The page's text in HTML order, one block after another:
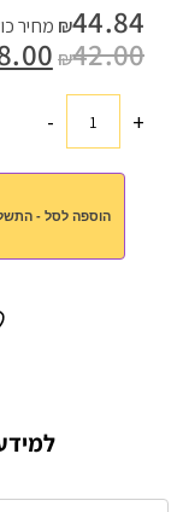
₪44.84
מחיר
₪42.00
המחיר
₪42.00.
+כמות
ליטר
-
הוספה לסל - התשלום מתבצע טלפונית